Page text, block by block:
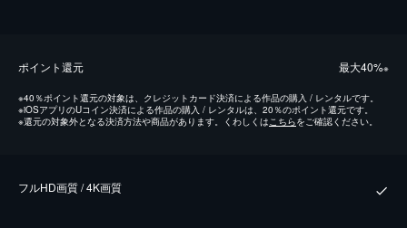
ポイント還元 最⼤40%※
※40％ポイント還元の対象は、クレジットカード決済による作品の購入 / レンタルです。
※iOSアプリのUコイン決済による作品の購入 / レンタルは、20％のポイント還元です。
※還元の対象外となる決済方法や商品があります。くわしくはこちらをご確認ください。
フルHD画質 / 4K画質